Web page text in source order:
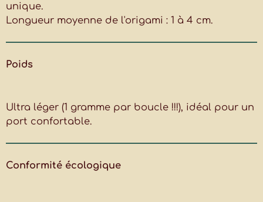
unique.
Longueur moyenne de l'origami : 1 à 4 cm.
Poids
Ultra léger (1 gramme par boucle !!!), idéal pour un
port confortable.
Conformité écologique